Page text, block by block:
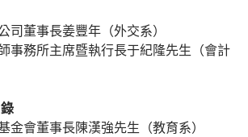
司董事長姜豐年（外交系）
事務所主席暨執行長于紀隆先生（會計
金會董事長陳漢強先生（教育系）